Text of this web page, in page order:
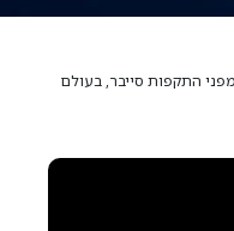
התקפות סייבר, בעולם